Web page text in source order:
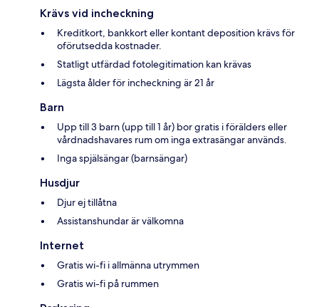
Krävs vid incheckning
Kreditkort, bankkort eller kontant deposition krävs för
oförutsedda kostnader.
Statligt utfärdad fotolegitimation kan krävas
Lägsta ålder för incheckning är 21 år
Barn
Upp till 3 barn (upp till 1 år) bor gratis i förälders eller
vårdnadshavares rum om inga extrasängar används.
Inga spjälsängar (barnsängar)
Husdjur
Djur ej tillåtna
Assistanshundar är välkomna
Internet
Gratis wi-fi i allmänna utrymmen
Gratis wi-fi på rummen